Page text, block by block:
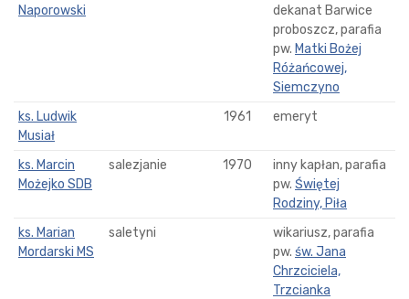
Naporowski
dekanat Barwice
proboszcz, parafia
pw. Matki Bożej
Różańcowej,
Siemczyno
ks. Ludwik
Musiał
1961 emeryt
ks. Marcin
Możejko SDB
salezjanie 1970
inny kapłan, parafia
pw. Świętej
Rodziny, Piła
ks. Marian
Mordarski MS
saletyni
wikariusz, parafia
pw. św. Jana
Chrzciciela,
Trzcianka